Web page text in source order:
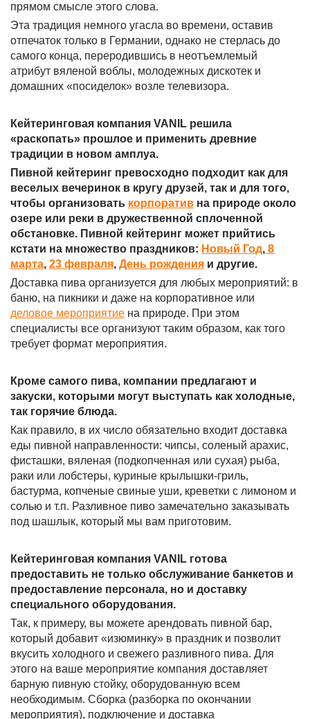
прямом смысле этого слова.
Эта традиция немного угасла во времени, оставив
отпечаток только в Германии, однако не стерлась до
самого конца, переродившись в неотъемлемый
атрибут вяленой воблы, молодежных дискотек и
домашних «посиделок» возле телевизора.
Кейтеринговая компания VANIL решила
«раскопать» прошлое и применить древние
традиции в новом амплуа.
Пивной кейтеринг превосходно подходит как для
веселых вечеринок в кругу друзей, так и для того,
чтобы организовать корпоратив на природе около
озере или реки в дружественной сплоченной
обстановке. Пивной кейтеринг может прийтись
кстати на множество праздников: Новый Год, 8
марта, 23 февраля, День рождения и другие.
Доставка пива организуется для любых мероприятий: в
баню, на пикники и даже на корпоративное или
деловое мероприятие на природе. При этом
специалисты все организуют таким образом, как того
требует формат мероприятия.
Кроме самого пива, компании предлагают и
закуски, которыми могут выступать как холодные,
так горячие блюда.
Как правило, в их число обязательно входит доставка
еды пивной направленности: чипсы, соленый арахис,
фисташки, вяленая (подкопченная или сухая) рыба,
раки или лобстеры, куриные крылышки-гриль,
бастурма, копченые свиные уши, креветки с лимоном и
солью и т.п. Разливное пиво замечательно заказывать
под шашлык, который мы вам приготовим.
Кейтеринговая компания VANIL готова
предоставить не только обслуживание банкетов и
предоставление персонала, но и доставку
специального оборудования.
Так, к примеру, вы можете арендовать пивной бар,
который добавит «изюминку» в праздник и позволит
вкусить холодного и свежего разливного пива. Для
этого на ваше мероприятие компания доставляет
барную пивную стойку, оборудованную всем
необходимым. Сборка (разборка по окончании
мероприятия), подключение и доставка